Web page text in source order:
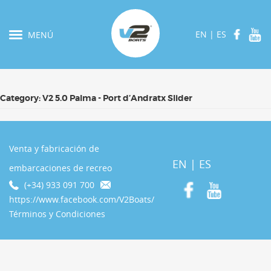
MENÚ EN | ES
Category:V2 5.0 Palma - Port d’Andratx Slider
Venta y fabricación de
embarcaciones de recreo
(+34) 933 091 700
https://www.facebook.com/V2Boats/
Términos y Condiciones
EN | ES